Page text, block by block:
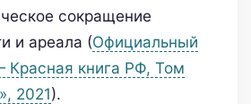
сокращение
и ареала (Официальный
Красная книга РФ, Том
2021).